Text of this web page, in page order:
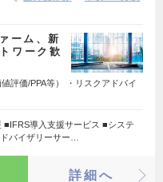
ーム、新
ワーク歓
評価/PPA等） ・リスクアドバイ
導入支援サービス ■システ
バイザリーサー…
詳細へ